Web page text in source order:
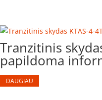
Tranzitinis
papildoma
DAUGIAU